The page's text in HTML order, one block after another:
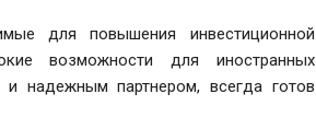
для повышения инвестиционной
возможности для иностранных
надежным партнером, всегда готов